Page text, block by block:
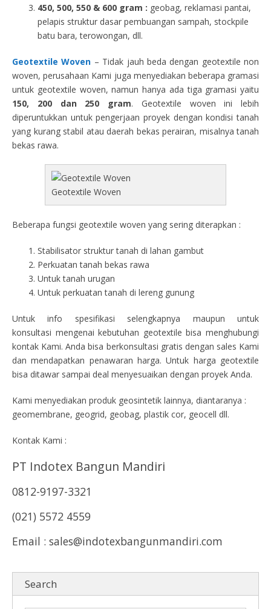
450, 500, 550 & 600 gram : geobag, reklamasi pantai,
pelapis struktur dasar pembuangan sampah, stockpile
batu bara, terowongan, dll.
Geotextile Woven – Tidak jauh beda dengan geotextile non
woven, perusahaan Kami juga menyediakan beberapa gramasi
untuk geotextile woven, namun hanya ada tiga gramasi yaitu
150, 200 dan 250 gram. Geotextile woven ini lebih
diperuntukkan untuk pengerjaan proyek dengan kondisi tanah
yang kurang stabil atau daerah bekas perairan, misalnya tanah
bekas rawa.
Geotextile Woven
Beberapa fungsi geotextile woven yang sering diterapkan :
Stabilisator struktur tanah di lahan gambut
Perkuatan tanah bekas rawa
Untuk tanah urugan
Untuk perkuatan tanah di lereng gunung
Untuk info spesifikasi selengkapnya maupun untuk
konsultasi mengenai kebutuhan geotextile bisa menghubungi
kontak Kami. Anda bisa berkonsultasi gratis dengan sales Kami
dan mendapatkan penawaran harga. Untuk harga geotextile
bisa ditawar sampai deal menyesuaikan dengan proyek Anda.
Kami menyediakan produk geosintetik lainnya, diantaranya :
geomembrane, geogrid, geobag, plastik cor, geocell dll.
Kontak Kami :
PT Indotex Bangun Mandiri
0812-9197-3321
(021) 5572 4559
Email : sales@indotexbangunmandiri.com
Search